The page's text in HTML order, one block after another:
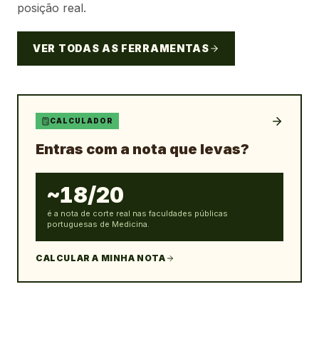
posição real.
VER TODAS AS FERRAMENTAS
CALCULADOR
Entras com a nota que levas?
~18/20
é a nota de corte real nas faculdades públicas
portuguesas de Medicina.
CALCULAR A MINHA NOTA